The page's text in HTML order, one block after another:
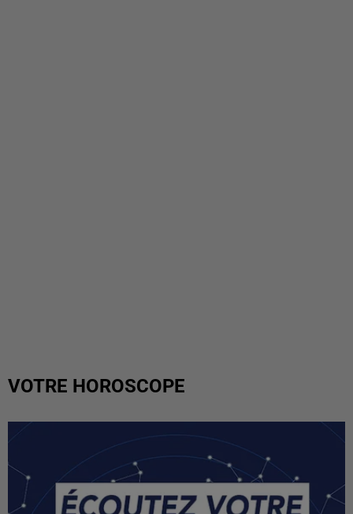
VOTRE HOROSCOPE